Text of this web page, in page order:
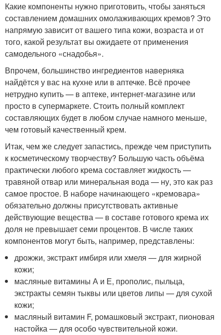
Какие компоненты нужно приготовить, чтобы заняться
составлением домашних омолаживающих кремов? Это
напрямую зависит от вашего типа кожи, возраста и от
того, какой результат вы ожидаете от применения
самодельного «снадобья».
Впрочем, большинство ингредиентов наверняка
найдётся у вас на кухне или в аптечке. Всё прочее
нетрудно купить — в аптеке, интернет-магазине или
просто в супермаркете. Стоить полный комплект
составляющих будет в любом случае намного меньше,
чем готовый качественный крем.
Итак, чем же следует запастись, прежде чем приступить
к косметическому творчеству? Большую часть объёма
практически любого крема составляет жидкость —
травяной отвар или минеральная вода — ну, это как раз
самое простое. В наборе начинающего «кремовара»
обязательно должны присутствовать активные
действующие вещества — в составе готового крема их
доля не превышает семи процентов. В числе таких
компонентов могут быть, например, представлены:
дрожжи, экстракт имбиря или хмеля — для жирной
кожи;
масляные витамины А и Е, прополис, пыльца,
экстракты семян тыквы или цветов липы — для сухой
кожи;
масляный витамин F, ромашковый экстракт, пионовая
настойка — для особо чувствительной кожи.